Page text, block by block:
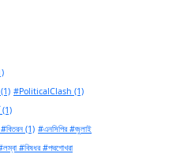
(1) #PoliticalClash (1)
(1)
(1) #এনসিপির #জুলাই
#বিষধর #পদ্মগোখরা